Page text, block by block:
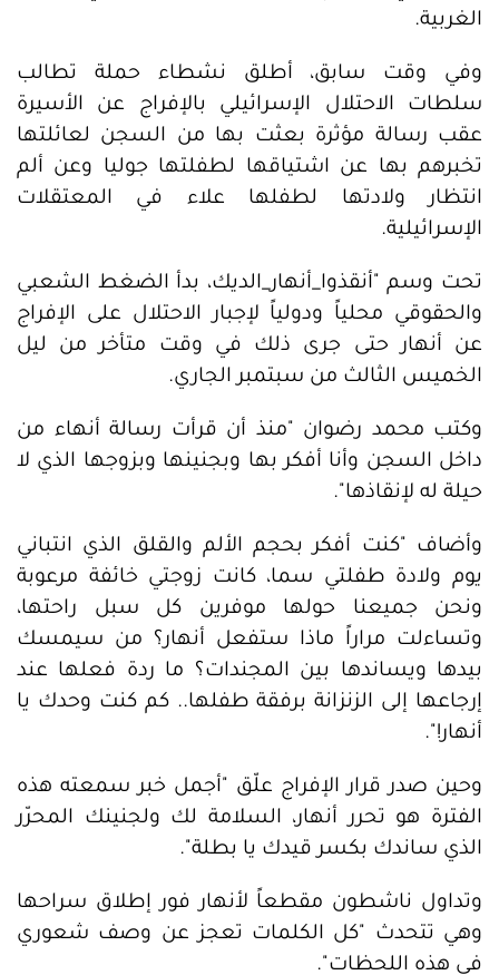
الغربية.
وفي وقت سابق، أطلق نشطاء حملة تطالب
سلطات الاحتلال الإسرائيلي بالإفراج عن الأسيرة
عقب رسالة مؤثرة بعثت بها من السجن لعائلتها
تخبرهم بها عن اشتياقها لطفلتها جوليا وعن ألم
انتظار ولادتها لطفلها علاء في المعتقلات
الإسرائيلية.
تحت وسم "أنقذوا_أنهار_الديك، بدأ الضغط الشعبي
والحقوقي محلياً ودولياً لإجبار الاحتلال على الإفراج
عن أنهار حتى جرى ذلك في وقت متأخر من ليل
الخميس الثالث من سبتمبر الجاري.
وكتب محمد رضوان "منذ أن قرأت رسالة أنهاء من
داخل السجن وأنا أفكر بها وبجنينها وبزوجها الذي لا
حيلة له لإنقاذها".
وأضاف "كنت أفكر بحجم الألم والقلق الذي انتباني
يوم ولادة طفلتي سما، كانت زوجتي خائفة مرعوبة
ونحن جميعنا حولها موفرين كل سبل راحتها،
وتساءلت مراراً ماذا ستفعل أنهار؟ من سيمسك
بيدها ويساندها بين المجندات؟ ما ردة فعلها عند
إرجاعها إلى الزنزانة برفقة طفلها.. كم كنت وحدك يا
أنهار!".
وحين صدر قرار الإفراج علّق "أجمل خبر سمعته هذه
الفترة هو تحرر أنهار، السلامة لك ولجنينك المحرّر
الذي ساندك بكسر قيدك يا بطلة".
وتداول ناشطون مقطعاً لأنهار فور إطلاق سراحها
وهي تتحدث "كل الكلمات تعجز عن وصف شعوري
في هذه اللحظات".